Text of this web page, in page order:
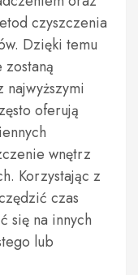
czyszczenia
Dzięki temu
najwyższymi
oferują
wnętrz
Korzystając z
czas
się na innych
lub